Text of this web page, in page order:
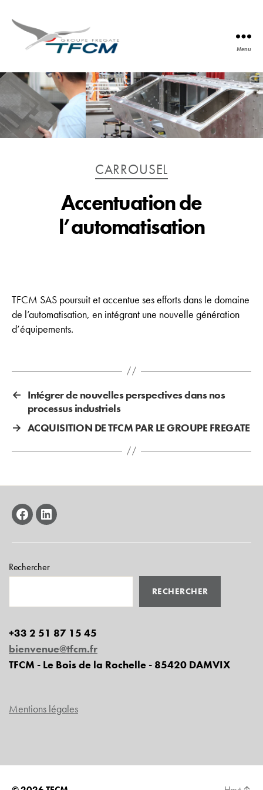
Menu
Catégories
CARROUSEL
Accentuation de
l’automatisation
TFCM SAS poursuit et accentue ses efforts dans le domaine
de l’automatisation, en intégrant une nouvelle génération
d’équipements.
← Intégrer de nouvelles perspectives dans nos
processus industriels
→ ACQUISITION DE TFCM PAR LE GROUPE FREGATE
facebooklinkedin
Rechercher
RECHERCHER
+33 2 51 87 15 45
bienvenue@tfcm.fr
TFCM - Le Bois de la Rochelle - 85420 DAMVIX
Mentions légales